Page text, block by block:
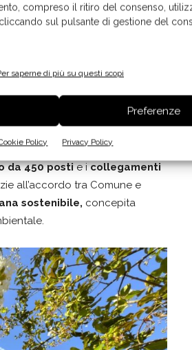
compreso il ritiro del consenso,
sul pulsante di gestione del
saperne di più su questi scopi
Preferenze
Policy Privacy Policy
del progetto di espansione
arrivare a1800 occupati
dell’area dove è insediata. Non
accompagnato fin dall’inizio
infrastrutturale e
del territorio: lanuova
da 450 postie icollegamenti
all’accordo tra Comune e
sostenibile, concepita